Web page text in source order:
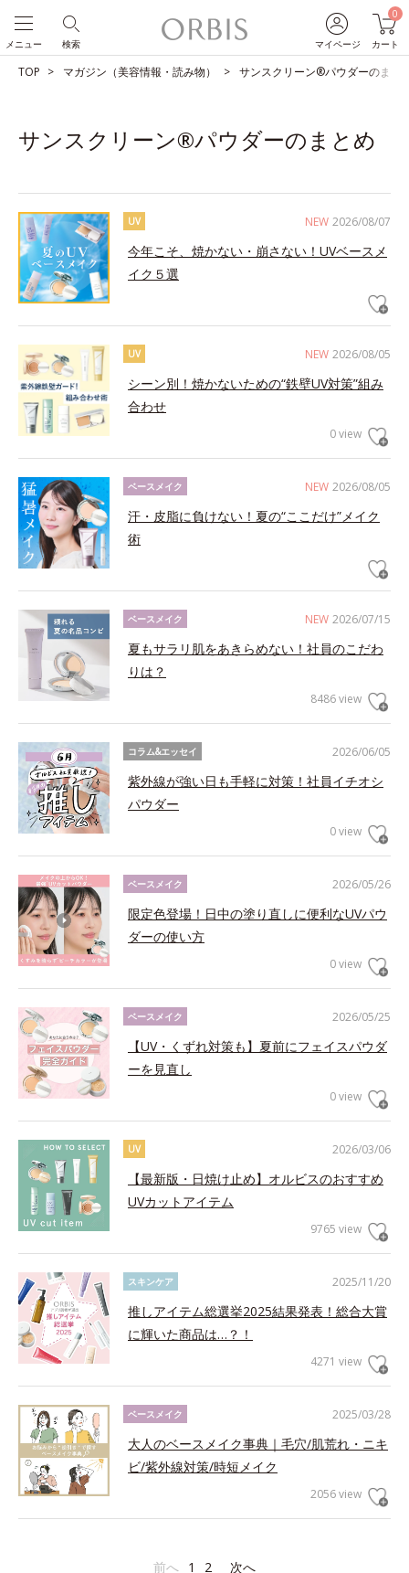
マイページ
0
カート
検索
メニュー
TOP マガジン（美容情報・読み物） サンスクリーン®パウダーのまと
サンスクリーン®パウダーのまとめ
NEW 2026/08/07
UV
今年こそ、焼かない・崩さない！UVベースメ
イク５選
NEW 2026/08/05
UV
シーン別！焼かないための“鉄壁UV対策”組み
合わせ
0 view
NEW 2026/08/05
ベースメイク
汗・皮脂に負けない！夏の“ここだけ”メイク
術
NEW 2026/07/15
ベースメイク
夏もサラリ肌をあきらめない！社員のこだわ
りは？
8486 view
2026/06/05
コラム&エッセイ
紫外線が強い日も手軽に対策！社員イチオシ
パウダー
0 view
2026/05/26
ベースメイク
限定色登場！日中の塗り直しに便利なUVパウ
ダーの使い方
0 view
2026/05/25
ベースメイク
【UV・くずれ対策も】夏前にフェイスパウダ
ーを見直し
0 view
2026/03/06
UV
【最新版・日焼け止め】オルビスのおすすめ
UVカットアイテム
9765 view
2025/11/20
スキンケア
推しアイテム総選挙2025結果発表！総合大賞
に輝いた商品は…？！
4271 view
2025/03/28
ベースメイク
大人のベースメイク事典｜毛穴/肌荒れ・ニキ
ビ/紫外線対策/時短メイク
2056 view
前へ 1 2 次へ